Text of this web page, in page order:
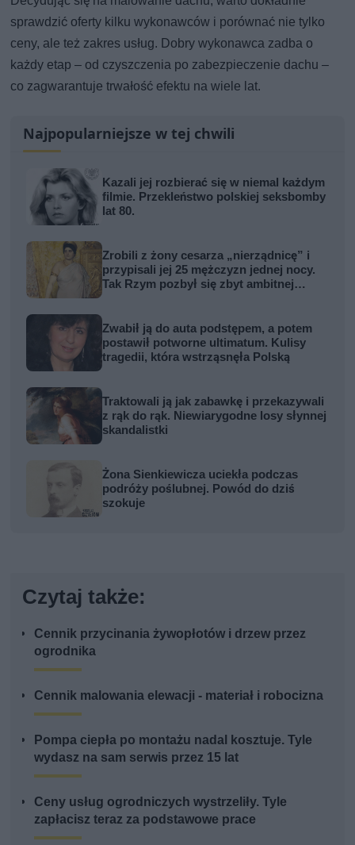
sprawdzić oferty kilku wykonawców i porównać nie tylko
ceny, ale też zakres usług. Dobry wykonawca zadba o
każdy etap – od czyszczenia po zabezpieczenie dachu –
co zagwarantuje trwałość efektu na wiele lat.
Najpopularniejsze w tej chwili
Kazali jej rozbierać się w niemal każdym
filmie. Przekleństwo polskiej seksbomby
lat 80.
Zrobili z żony cesarza „nierządnicę” i
przypisali jej 25 mężczyzn jednej nocy.
Tak Rzym pozbył się zbyt ambitnej
Zwabił ją do auta podstępem, a potem
postawił potworne ultimatum. Kulisy
tragedii, która wstrząsnęła Polską
Traktowali ją jak zabawkę i przekazywali
z rąk do rąk. Niewiarygodne losy słynnej
skandalistki
Żona Sienkiewicza uciekła podczas
podróży poślubnej. Powód do dziś
szokuje
Czytaj także:
Cennik przycinania żywopłotów i drzew przez
ogrodnika
Cennik malowania elewacji - materiał i robocizna
Pompa ciepła po montażu nadal kosztuje. Tyle
wydasz na sam serwis przez 15 lat
Ceny usług ogrodniczych wystrzeliły. Tyle
zapłacisz teraz za podstawowe prace